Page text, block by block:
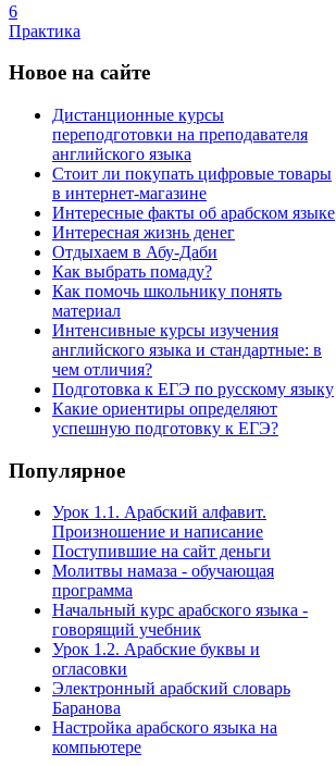
6
Практика
Новое на сайте
Дистанционные курсы
переподготовки на преподавателя
английского языка
Стоит ли покупать цифровые товары
в интернет-магазине
Интересные факты об арабском языке
Интересная жизнь денег
Отдыхаем в Абу-Даби
Как выбрать помаду?
Как помочь школьнику понять
материал
Интенсивные курсы изучения
английского языка и стандартные: в
чем отличия?
Подготовка к ЕГЭ по русскому языку
Какие ориентиры определяют
успешную подготовку к ЕГЭ?
Популярное
Урок 1.1. Арабский алфавит.
Произношение и написание
Поступившие на сайт деньги
Молитвы намаза - обучающая
программа
Начальный курс арабского языка -
говорящий учебник
Урок 1.2. Арабские буквы и
огласовки
Электронный арабский словарь
Баранова
Настройка арабского языка на
компьютере